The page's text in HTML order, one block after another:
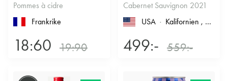
Pommes à cidre
Frankrike
18:60 19:90
Cabernet Sauvignon 2021
USA
Kalifornien , North Coast
499:- 559:-